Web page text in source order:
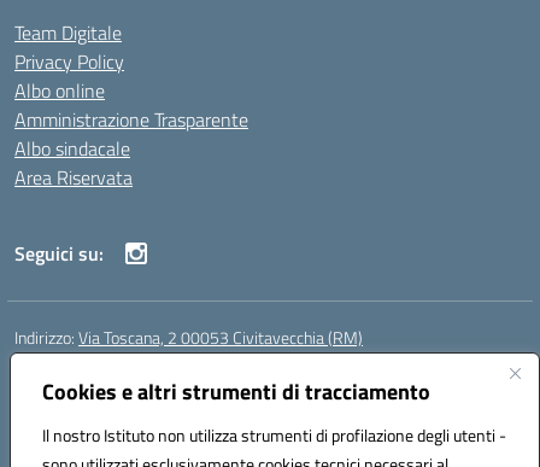
Cookies e altri strumenti di tracciamento
Il nostro Istituto non utilizza strumenti di profilazione degli utenti -
Team Digitale
Privacy Policy
Albo online
Amministrazione Trasparente
Albo sindacale
Area Riservata
Seguici su:
Indirizzo:Via Toscana, 2 00053 Civitavecchia (RM)
Centralino:
Posta elettronica certificata (PEC):rmic8b900g@pec.istruzione.it
Codice fiscale: 91038380589
Codice meccanografico:RMIC8B900G